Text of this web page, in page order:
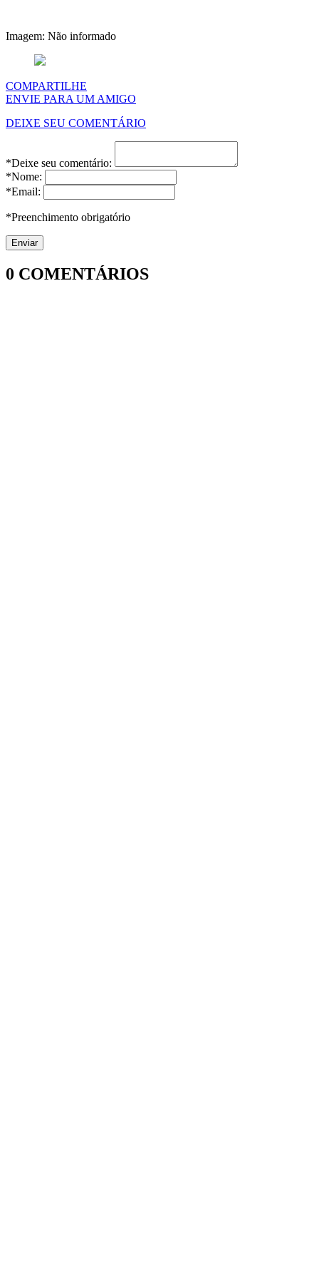
Imagem: Não informado
COMPARTILHE
ENVIE PARA UM AMIGO
DEIXE SEU COMENTÁRIO
*Deixe seu comentário:
*Nome:
*Email:
*Preenchimento obrigatório
0 COMENTÁRIOS